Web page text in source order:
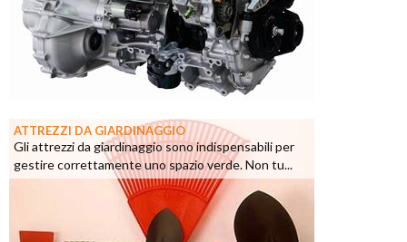
ATTREZZI DA GIARDINAGGIO
Gli attrezzi da giardinaggio sono indispensabili per
gestire correttamente uno spazio verde. Non tu...